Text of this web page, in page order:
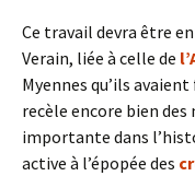
Ce travail devra être
Verain, liée à celle de
Myennes qu’ils
recèle encore bien
importante dans
active à l’épopée des